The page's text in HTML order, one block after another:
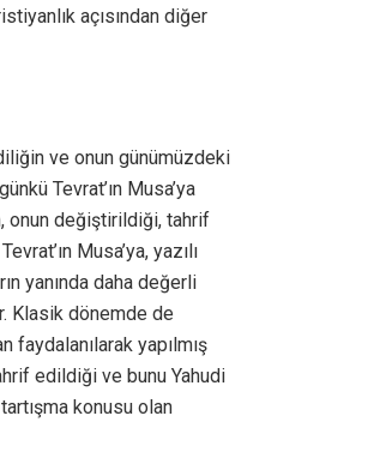
açısından diğer
ve onun günümüzdeki
Tevrat’ın Musa’ya
onun değiştirildiği, tahrif
Musa’ya, yazılı
yanında daha değerli
Klasik dönemde de
faydalanılarak yapılmış
edildiği ve bunu Yahudi
konusu olan